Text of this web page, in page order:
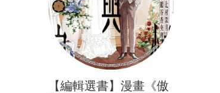
【編輯選書】漫畫《傲